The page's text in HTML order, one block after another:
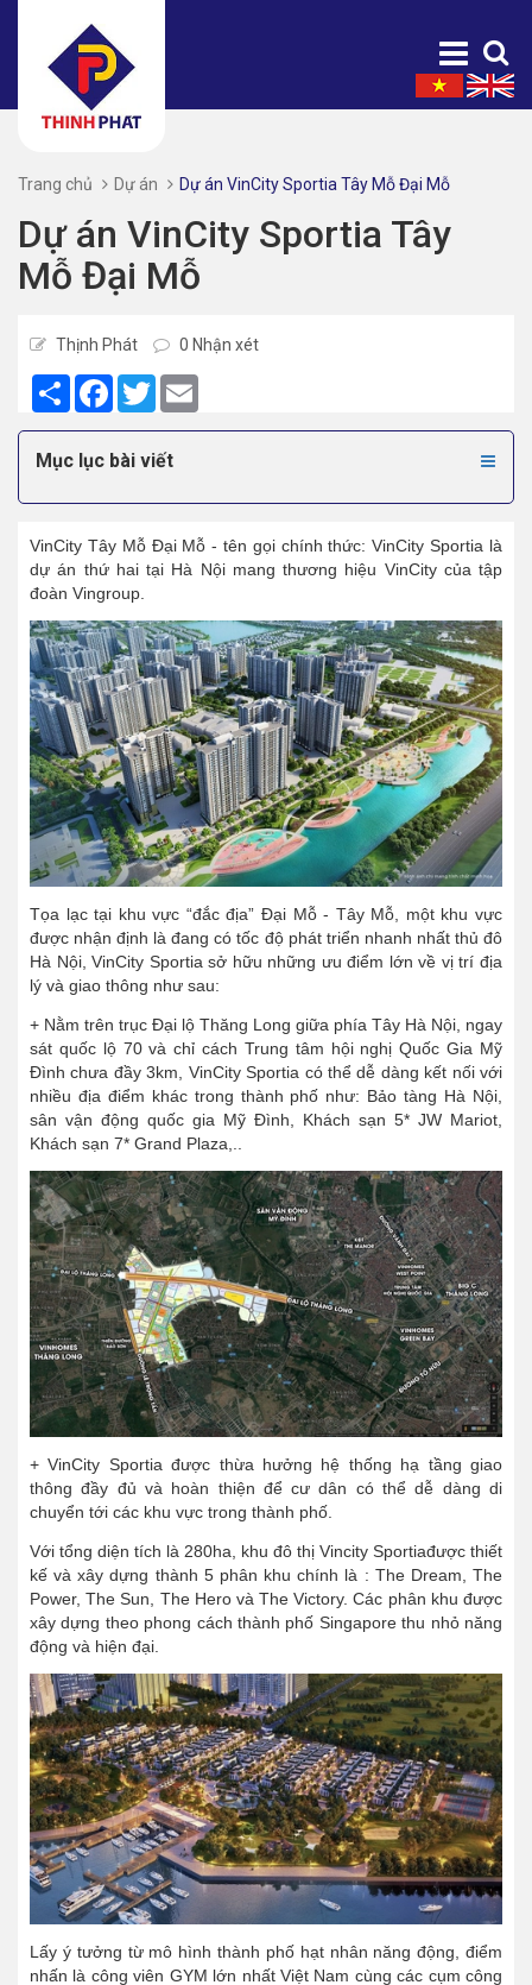
Trang chủ Dự án Dự án VinCity Sportia Tây Mỗ Đại Mỗ
Dự án VinCity Sportia Tây
Mỗ Đại Mỗ
Thịnh Phát 0 Nhận xét
Share Facebook
Twitter
Mục lục bài viết
VinCity Tây Mỗ Đại Mỗ - tên gọi chính thức: VinCity Sportia là
dự án thứ hai tại Hà Nội mang thương hiệu VinCity của tập
đoàn Vingroup.
Tọa lạc tại khu vực “đắc địa” Đại Mỗ - Tây Mỗ, một khu vực
được nhận định là đang có tốc độ phát triển nhanh nhất thủ đô
Hà Nội, VinCity Sportia sở hữu những ưu điểm lớn về vị trí địa
lý và giao thông như sau:
+ Nằm trên trục Đại lộ Thăng Long giữa phía Tây Hà Nội, ngay
sát quốc lộ 70 và chỉ cách Trung tâm hội nghị Quốc Gia Mỹ
Đình chưa đầy 3km, VinCity Sportia có thể dễ dàng kết nối với
nhiều địa điểm khác trong thành phố như: Bảo tàng Hà Nội,
sân vận động quốc gia Mỹ Đình, Khách sạn 5* JW Mariot,
Khách sạn 7* Grand Plaza,..
+ VinCity Sportia được thừa hưởng hệ thống hạ tầng giao
thông đầy đủ và hoàn thiện để cư dân có thể dễ dàng di
chuyển tới các khu vực trong thành phố.
Với tổng diện tích là 280ha, khu đô thị Vincity​ Sportiađược thiết
kế và xây dựng thành 5 phân khu chính là : The Dream, The
Power, The Sun, The Hero và The Victory. Các phân khu được
xây dựng theo phong cách thành phố Singapore thu nhỏ năng
động và hiện đại.
Lấy ý tưởng từ mô hình thành phố hạt nhân năng động, điểm
nhấn là công viên GYM lớn nhất Việt Nam cùng các cụm công